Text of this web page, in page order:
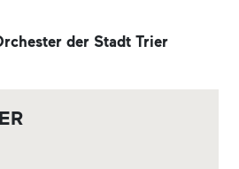
der Stadt Trier